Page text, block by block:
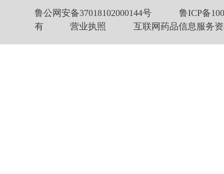
鲁公网安备37018102000144号
鲁ICP备
有
营业执照 互联网药品信息服务